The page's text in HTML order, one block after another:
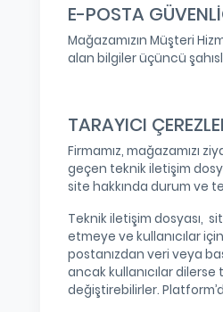
E-POSTA
Mağazamızın Müşteri
alan bilgiler üçüncü
TARAYICI
Firmamız, mağazamızı
geçen teknik iletişim
site hakkında durum ve
Teknik iletişim dosyası,
etmeye ve kullanıcılar
postanızdan veri veya
ancak kullanıcılar
değiştirebilirler.